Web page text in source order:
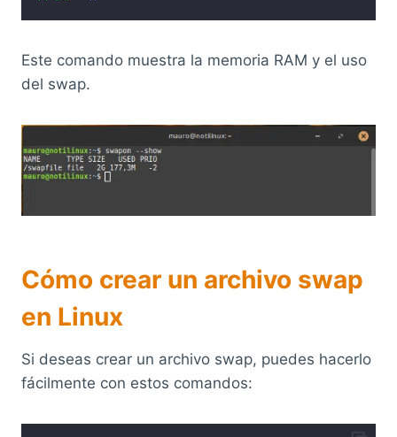
Este comando muestra la memoria RAM y el uso
del swap.
Cómo crear un archivo swap
en Linux
Si deseas crear un archivo swap, puedes hacerlo
fácilmente con estos comandos: